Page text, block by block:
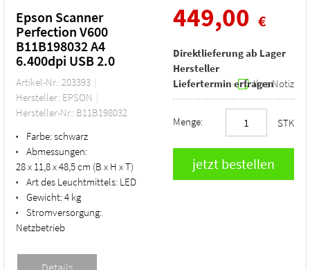
Epson Scanner
Perfection V600
B11B198032 A4
6.400dpi USB 2.0
Artikel-Nr.: 203393
Hersteller: EPSON
Hersteller-Nr.: B11B198032
• Farbe:schwarz
•
Abmessungen:
28 x 11,8 x 48,5 cm (B x H x T)
• Art des Leuchtmittels: LED
• Gewicht:4 kg
•
Stromversorgung:
Netzbetrieb
449,00 €
Direktlieferung ab Lager
Hersteller
Liefertermin erfragenIhre Notiz
Menge: STK